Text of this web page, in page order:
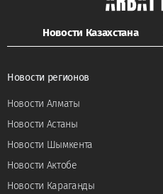
Новости Казахстана
Новости регионов
Новости Алматы
Новости Астаны
Новости Шымкента
Новости Актобе
Новости Караганды